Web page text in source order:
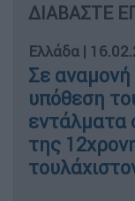
ΔΙΑΒΑΣΤΕ
Ελλάδα |
Σε αναμονή
υπόθεση
εντάλματα
της